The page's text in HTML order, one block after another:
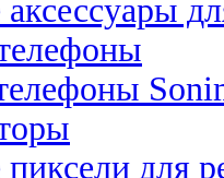
для